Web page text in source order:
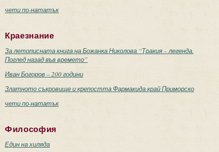
чети по-нататък
Краезнание
За летописната книга на Божанка Николова “Тракия – легенда.
Поглед назад във времето”
Иван Богоров – 200 години
Златното съкровище и крепостта Фармакида край Приморско
чети по-нататък
Философия
Един на хиляда